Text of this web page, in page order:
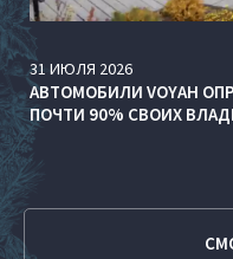
31 ИЮЛЯ 2026
АВТОМОБИЛИ VOYAH
ПОЧТИ 90% СВОИХ